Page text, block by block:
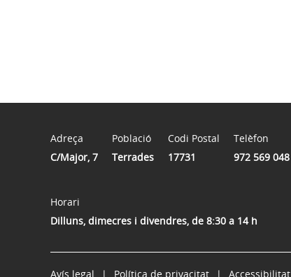
Adreça
C/Major, 7
Població
Terrades
Codi Postal
17731
Telèfon
972 569 048
Horari
Dilluns, dimecres i divendres, de 8:30 a 14 h
Avís legal Política de privacitat Accessibilitat